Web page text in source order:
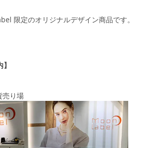
限定のオリジナルデザイン商品です。
売り場